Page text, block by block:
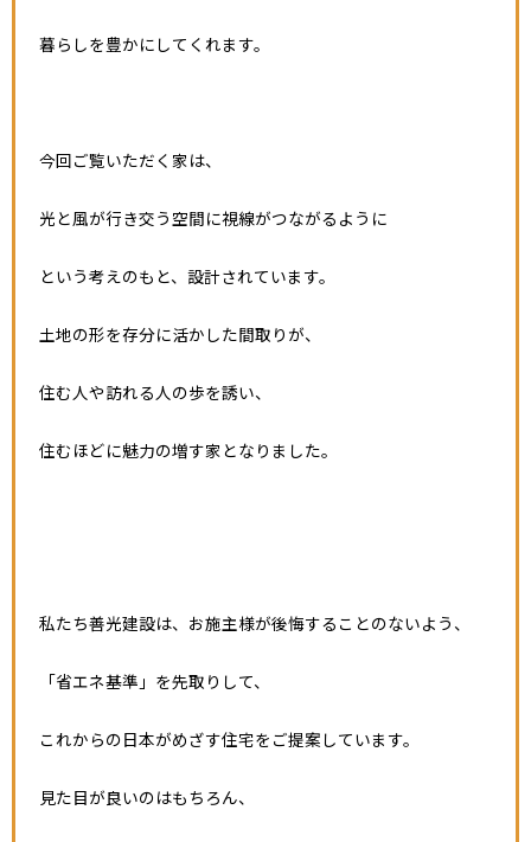
暮らしを豊かにしてくれます。
今回ご覧いただく家は、
光と風が行き交う空間に視線がつながるように
という考えのもと、設計されています。
土地の形を存分に活かした間取りが、
住む人や訪れる人の歩を誘い、
住むほどに魅力の増す家となりました。
私たち善光建設は、お施主様が後悔することのないよう、
「省エネ基準」を先取りして、
これからの日本がめざす住宅をご提案しています。
見た目が良いのはもちろん、